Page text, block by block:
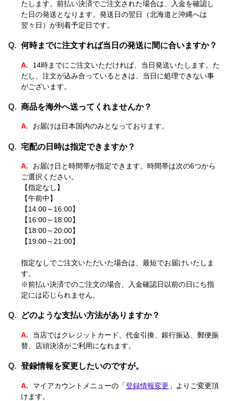
たします。前払い決済でご注文された場合は、入金を確認し
た日の発送となります。発送日の翌日（北海道と沖縄へは
翌々日）が到着予定日です。
何時までに注文すれば当日の発送に間に合いますか？
14時までにご注文いただければ、当日発送いたします。た
だし、注文が込み合っているときは、当日に処理できない事
がございます。
商品を海外へ送ってくれませんか？
お届けは日本国内のみとなっております。
宅配の日時は指定できますか？
お届け日と時間帯が指定できます。時間帯は次の6つから
ご選択ください。
【指定なし】
【午前中】
【14:00～16:00】
【16:00～18:00】
【18:00～20:00】
【19:00～21:00】
指定なしでご注文いただいた場合は、最短でお届けいたしま
す。
※前払い決済でのご注文の場合、入金確認日以前の日にち指
定には応じられません。
どのような支払い方法がありますか？
当店ではクレジットカード、代金引換、銀行振込、郵便振
替、店頭決済がご利用になれます。
登録情報を変更したいのですが。
マイアカウントメニューの「登録情報変更 」よりご変更頂
けます。